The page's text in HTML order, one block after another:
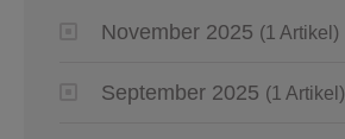
November 2025 (1 Artikel)
September 2025 (1 Artikel)